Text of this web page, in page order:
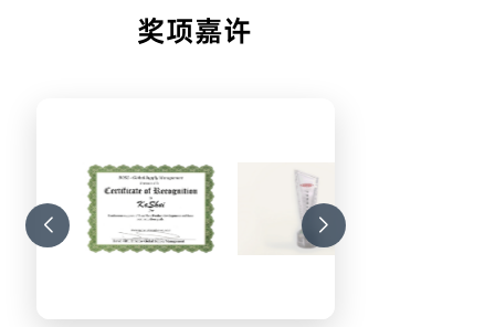
奖项嘉许